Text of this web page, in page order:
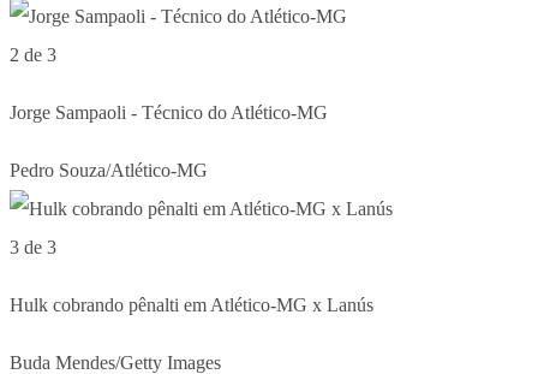
2 de 3
Jorge Sampaoli - Técnico do Atlético-MG
Pedro Souza/Atlético-MG
3 de 3
Hulk cobrando pênalti em Atlético-MG x Lanús
Buda Mendes/Getty Images